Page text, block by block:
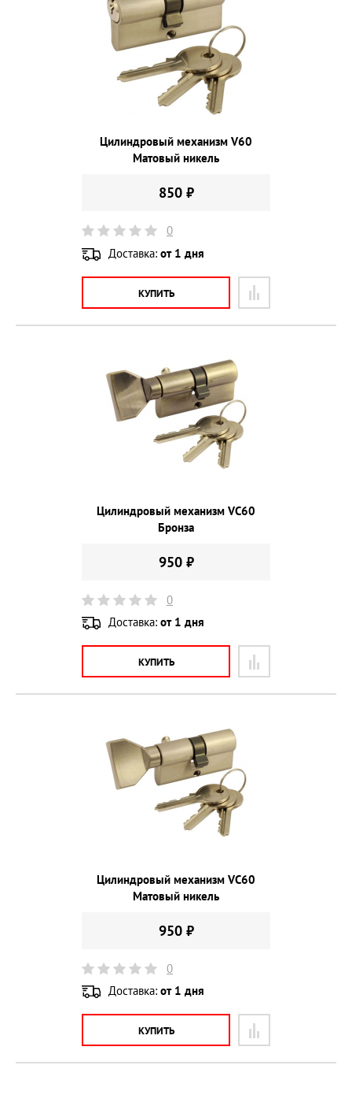
Цилиндровый механизм V60
Матовый никель
850 ₽
0
Доставка: от 1 дня
КУПИТЬ
Цилиндровый механизм VС60
Бронза
950 ₽
0
Доставка: от 1 дня
КУПИТЬ
Цилиндровый механизм VС60
Матовый никель
950 ₽
0
Доставка: от 1 дня
КУПИТЬ